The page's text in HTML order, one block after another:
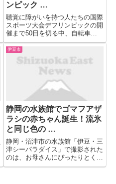
ンピック …
聴覚に障がいを持つ人たちの国際
スポーツ大会デフリンピックの開
催まで50日を切る中、自転車競
技の会場となる伊豆市でイベント
が5日開かれました。 日本で初め
て開催されるデフリンピックの東
京大会では、自転車競技が伊豆市
で開催されます。
伊豆市
静岡の水族館でゴマフアザ
ラシの赤ちゃん誕生！流氷
と同じ色の …
静岡・沼津市の水族館「伊豆・三
津シーパラダイス」で撮影された
のは、お母さんにぴったりとくっ
つくゴマフアザラシの赤ちゃんで